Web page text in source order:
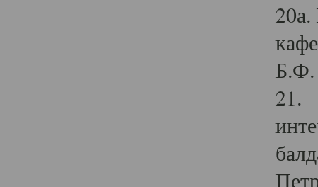
Б.Ф.
21.